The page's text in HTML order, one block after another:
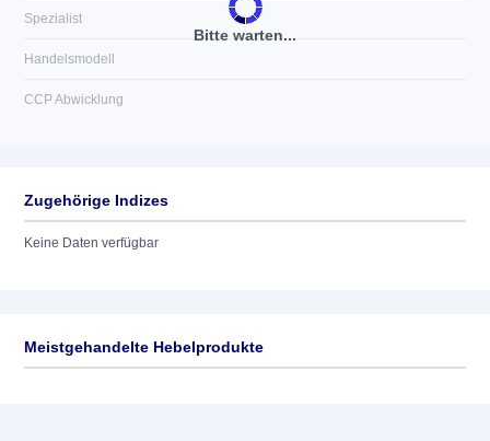
Bitte warten...
Spezialist
Handelsmodell
CCP Abwicklung
Zugehörige Indizes
Keine Daten verfügbar
Meistgehandelte Hebelprodukte